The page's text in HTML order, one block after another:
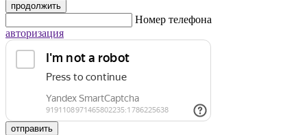
продолжить
Номер телефона
авторизация
отправить